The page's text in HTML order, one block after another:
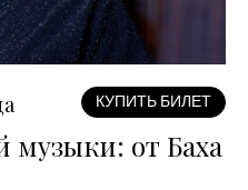
КУПИТЬ БИЛЕТ
музыки: от Баха